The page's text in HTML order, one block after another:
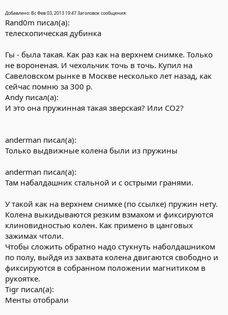
Добавлено: Вс Фев 03, 2013 19:47 Заголовок сообщения:
Rand0m писал(а):
телескопическая дубинка
Гы - была такая. Как раз как на верхнем снимке. Только
не вороненая. И чехольчик точь в точь. Купил на
Савеловском рынке в Москве несколько лет назад, как
сейчас помню за 300 р.
Andy писал(а):
И это она пружинная такая зверская? Или СО2?
anderman писал(а):
Только выдвижные колена были из пружины
anderman писал(а):
Там набалдашник стальной и с острыми гранями.
У такой как на верхнем снимке (по ссылке) пружин нету.
Колена выкидываются резким взмахом и фиксируются
клиновидностью колен. Как примено в цанговых
зажимах чтоли.
Чтобы сложить обратно надо стукнуть наболдашником
по полу, выйдя из захвата колена двигаются свободно и
фиксируются в собранном положении магнитиком в
рукоятке.
Tigr писал(а):
Менты отобрали